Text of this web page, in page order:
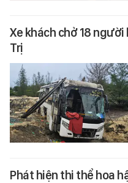
Xe khách chở 18
Trị
Phát hiện thi thể hoa